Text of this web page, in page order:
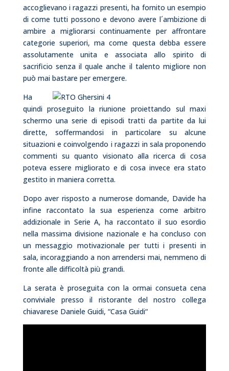
accoglievano i ragazzi presenti, ha fornito un esempio
di come tutti possono e devono avere l´ambizione di
ambire a migliorarsi continuamente per affrontare
categorie superiori, ma come questa debba essere
assolutamente unita e associata allo spirito di
sacrificio senza il quale anche il talento migliore non
può mai bastare per emergere.
Ha
quindi proseguito la riunione proiettando sul maxi
schermo una serie di episodi tratti da partite da lui
dirette, soffermandosi in particolare su alcune
situazioni e coinvolgendo i ragazzi in sala proponendo
commenti su quanto visionato alla ricerca di cosa
poteva essere migliorato e di cosa invece era stato
gestito in maniera corretta.
Dopo aver risposto a numerose domande, Davide ha
infine raccontato la sua esperienza come arbitro
addizionale in Serie A, ha raccontato il suo esordio
nella massima divisione nazionale e ha concluso con
un messaggio motivazionale per tutti i presenti in
sala, incoraggiando a non arrendersi mai, nemmeno di
fronte alle difficoltà più grandi.
La serata è proseguita con la ormai consueta cena
conviviale presso il ristorante del nostro collega
chiavarese Daniele Guidi, “Casa Guidi“